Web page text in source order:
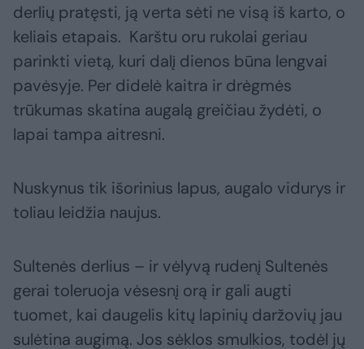
derlių pratęsti, ją verta sėti ne visą iš karto, o
keliais etapais. Karštu oru rukolai geriau
parinkti vietą, kuri dalį dienos būna lengvai
pavėsyje. Per didelė kaitra ir drėgmės
trūkumas skatina augalą greičiau žydėti, o
lapai tampa aitresni.
Nuskynus tik išorinius lapus, augalo vidurys ir
toliau leidžia naujus.
Sultenės derlius – ir vėlyvą rudenį Sultenės
gerai toleruoja vėsesnį orą ir gali augti
tuomet, kai daugelis kitų lapinių daržovių jau
sulėtina augimą. Jos sėklos smulkios, todėl jų